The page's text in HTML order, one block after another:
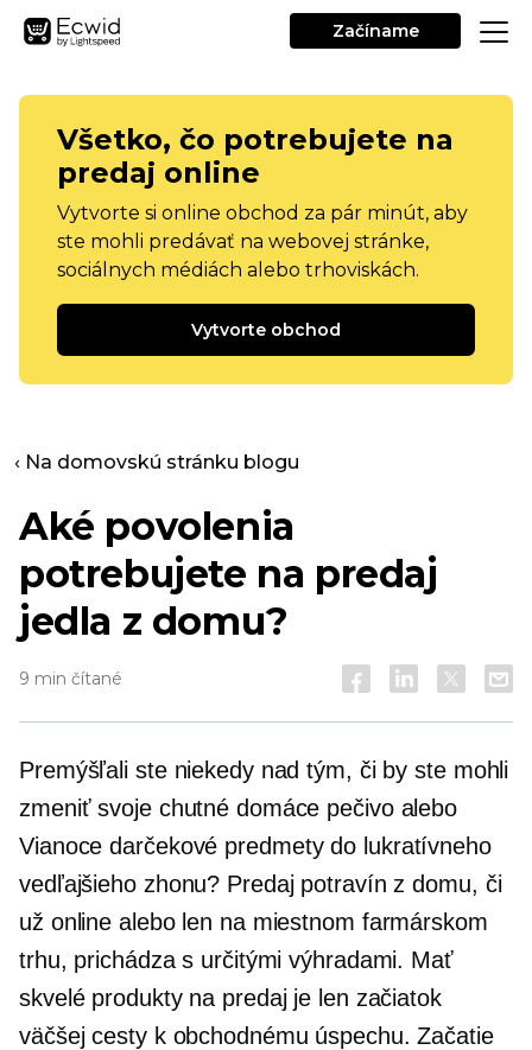
Začíname
Všetko, čo potrebujete na
predaj online
Vytvorte si online obchod za pár minút, aby
ste mohli predávať na webovej stránke,
sociálnych médiách alebo trhoviskách.
Vytvorte obchod
‹ Na domovskú stránku blogu
Aké povolenia
potrebujete na predaj
jedla z domu?
9 min čítané
Premýšľali ste niekedy nad tým, či by ste mohli
zmeniť svoje chutné domáce pečivo alebo
Vianocedarčekové predmetydo lukratívneho
vedľajšieho zhonu? Predaj potravín z domu, či
už online alebo len na miestnom farmárskom
trhu, prichádza s určitými výhradami. Mať
skvelé produkty na predaj je len začiatok
väčšej cesty k obchodnému úspechu. Začatie